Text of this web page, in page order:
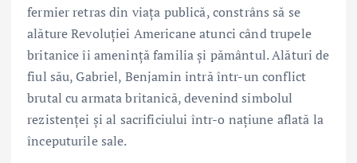
fermier retras din viața publică, constrâns să se
alăture Revoluției Americane atunci când trupele
britanice îi amenință familia și pământul. Alături de
fiul său, Gabriel, Benjamin intră într-un conflict
brutal cu armata britanică, devenind simbolul
rezistenței și al sacrificiului într-o națiune aflată la
începuturile sale.